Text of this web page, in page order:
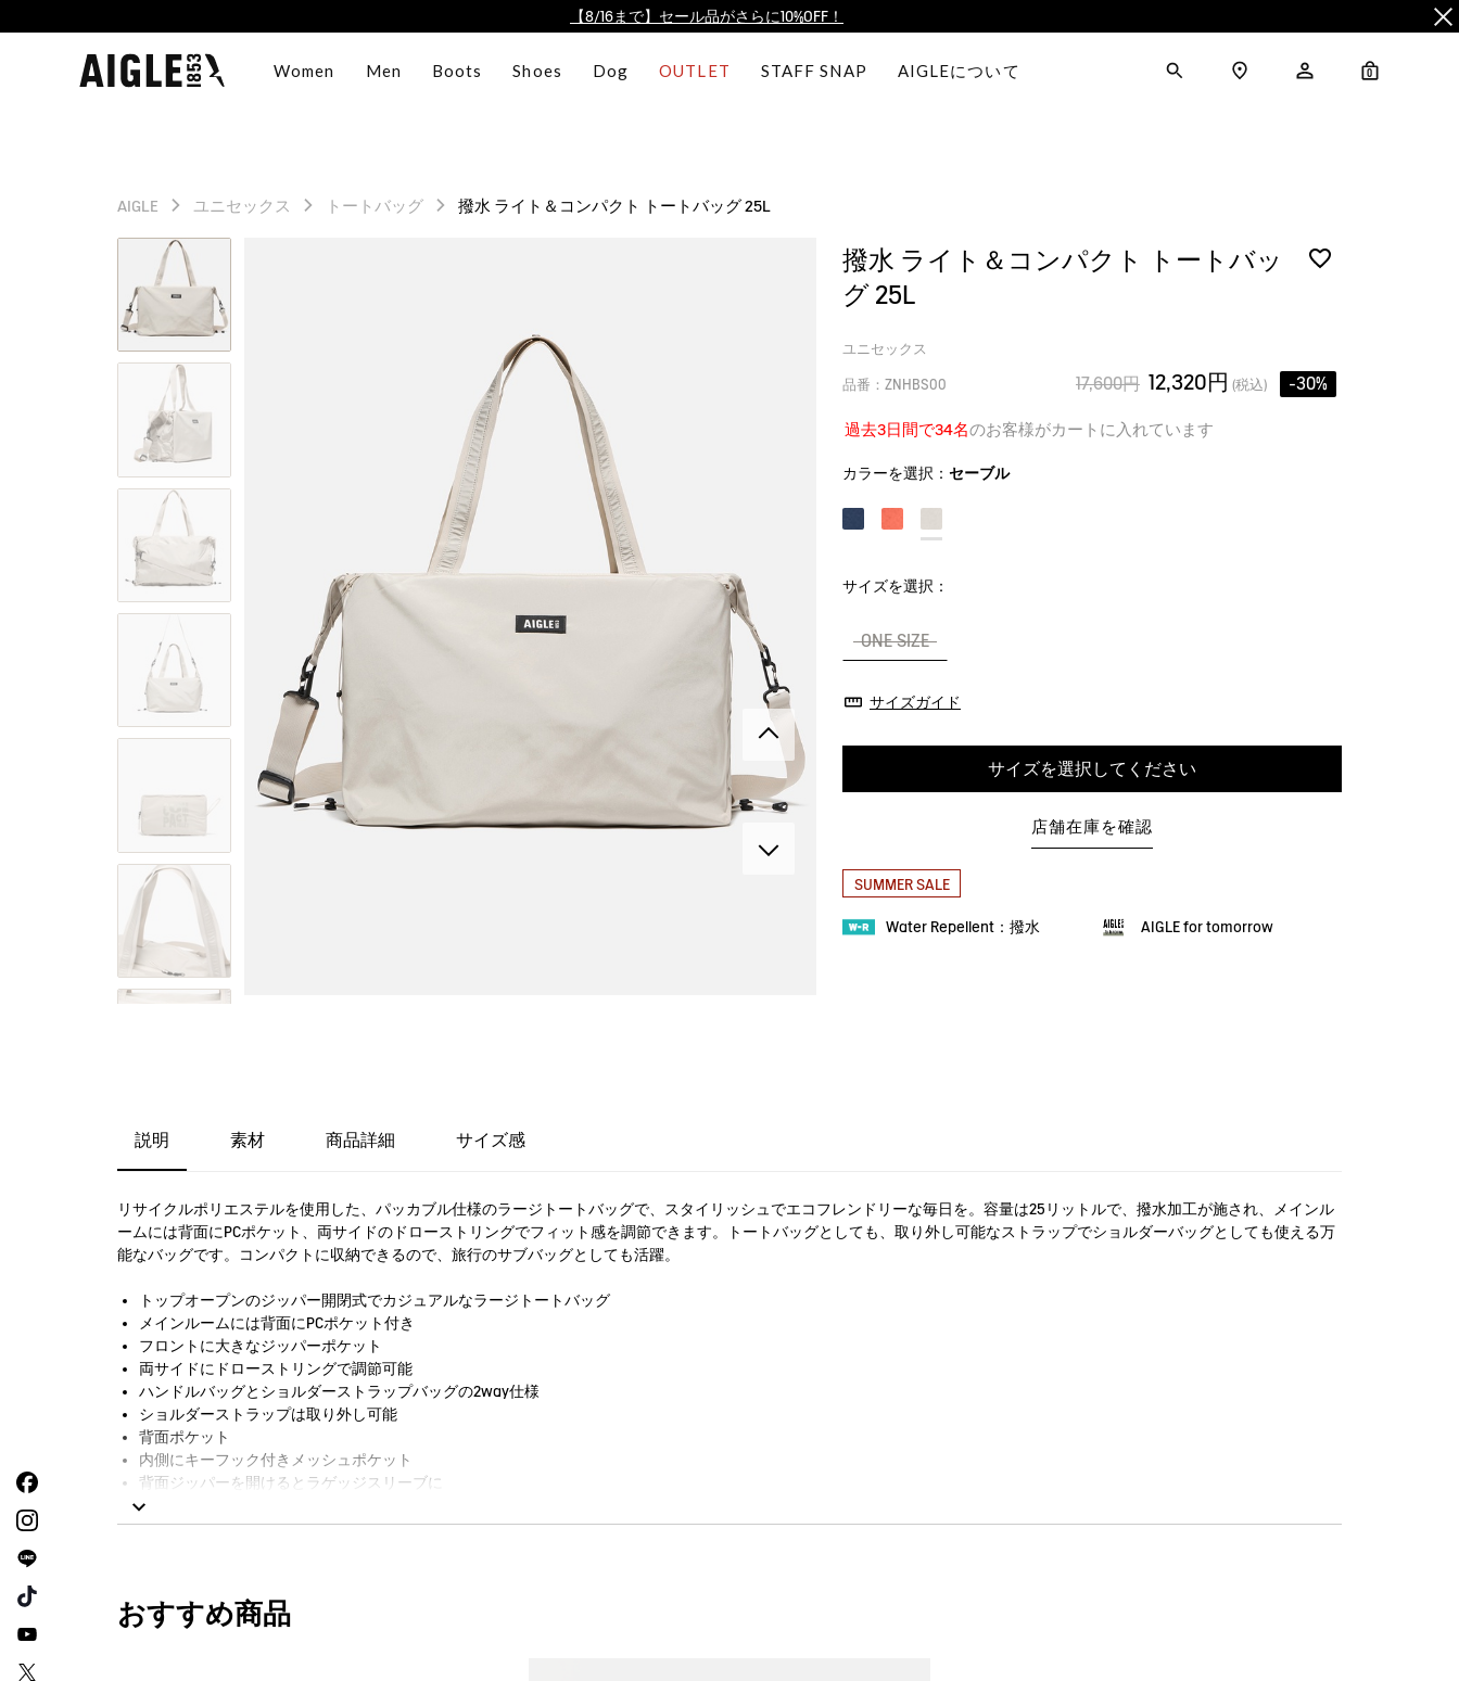
【最大50%OFF】FINAL SALEがスタート！
AIGLE CLUB ポイントサービス終了のお知らせ
AIGLE CLUB ポイントサービス終了のお知らせ
Women Men Boots Shoes Dog OUTLET STAFF SNAP AIGLEについて 0
AIGLE ユニセックス トートバッグ 撥水 ライト＆コンパクト トートバッグ 25L
撥水 ライト＆コンパクト トートバッ
グ 25L
ユニセックス
品番：ZNHBS00 17,600円 12,320円 (税込) -30%
過去3日間で34名のお客様がカートに入れています
カラーを選択： セーブル
サイズを選択：
ONE SIZE
サイズガイド
サイズを選択してください
店舗在庫を確認
SUMMER SALE
Water Repellent：撥水 AIGLE for tomorrow
説明 素材 商品詳細 サイズ感
リサイクルポリエステルを使用した、パッカブル仕様のラージトートバッグで、スタイリッシュでエコフレンドリーな毎日を。容量は25リットルで、撥水加工が施され、メインル
ームには背面にPCポケット、両サイドのドローストリングでフィット感を調節できます。トートバッグとしても、取り外し可能なストラップでショルダーバッグとしても使える万
能なバッグです。コンパクトに収納できるので、旅行のサブバッグとしても活躍。
トップオープンのジッパー開閉式でカジュアルなラージトートバッグ
メインルームには背面にPCポケット付き
フロントに大きなジッパーポケット
両サイドにドローストリングで調節可能
ハンドルバッグとショルダーストラップバッグの2way仕様
ショルダーストラップは取り外し可能
背面ポケット
内側にキーフック付きメッシュポケット
背面ジッパーを開けるとラゲッジスリーブに
バッグにAIGLEロゴパッチ
右サイドパネルにAIGLEの新しいバード刺繍
サイズ：幅40cm x 高さ36cm 奥行き20cm / 容量：25L
おすすめ商品